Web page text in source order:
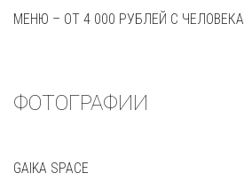
МЕНЮ – ОТ 4 000 РУБЛЕЙ С ЧЕЛОВЕКА.
ФОТОГРАФИИ
GAIKA SPACE